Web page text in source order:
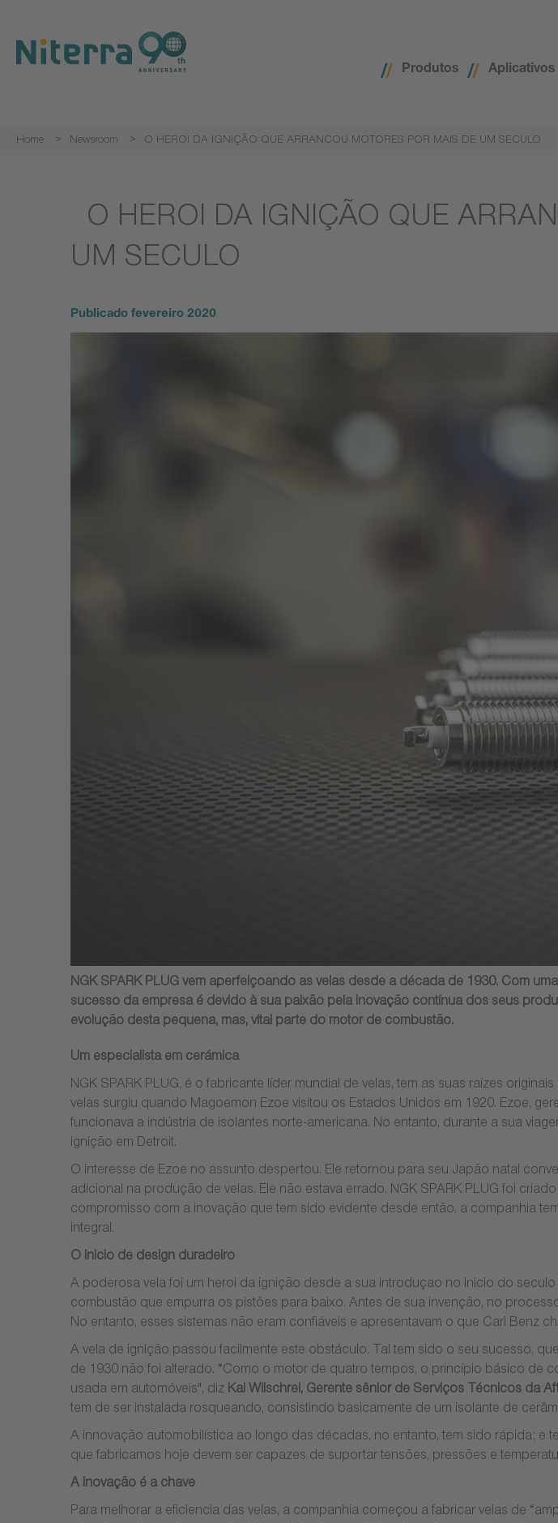
main
navigation
main
content
footer
Produtos Aplicativos
Home Newsroom O HEROI DA IGNIÇÃO QUE ARRANCOU MOTORES POR MAIS DE UM SECULO
O HEROI DA IGNIÇÃO QUE
UM SECULO
Publicado fevereiro 2020
NGK SPARK PLUG vem aperfeiçoando as velas desde a década de 1930. Com
sucesso da empresa é devido à sua paixão pela inovação contínua dos seus
evolução desta pequena, mas, vital parte do motor de combustão.
Um especialista em cerámica
NGK SPARK PLUG, é o fabricante líder mundial de velas, tem as suas raízes
velas surgiu quando Magoemon Ezoe visitou os Estados Unidos em 1920. Ezoe,
funcionava a indústria de isolantes norte-americana. No entanto, durante a sua
ignição em Detroit.
O interesse de Ezoe no assunto despertou. Ele retornou para seu Japão natal
adicional na produção de velas. Ele não estava errado. NGK SPARK PLUG foi
compromisso com a inovação que tem sido evidente desde então, a companhia
integral.
O inicio de design duradeiro
A poderosa vela foi um heroi da ignição desde a sua introduçao no inicio do
combustão que empurra os pistões para baixo. Antes de sua invenção, no
No entanto, esses sistemas não eram confiáveis e apresentavam o que Carl Benz
A vela de ignição passou facilmente este obstáculo. Tal tem sido o seu sucesso,
de 1930 não foi alterado. “Como o motor de quatro tempos, o princípio básico de
usada em automóveis", diz Kai Wilschrei, Gerente sênior de Serviços Técnicos da
tem de ser instalada rosqueando, consistindo basicamente de um isolante de
A innovação automobilística ao longo das décadas, no entanto, tem sido rápida; e
que fabricamos hoje devem ser capazes de suportar tensões, pressões e
A inovação é a chave
Para melhorar a eficiencia das velas, a companhia começou a fabricar velas de